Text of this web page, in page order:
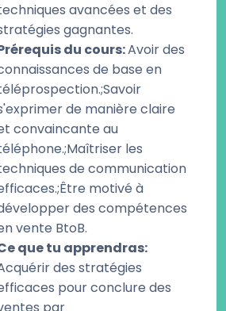
avancées et des
gagnantes.
du cours:Avoir des
de base en
de manière claire
convaincante au
les
de communication
motivé à
des compétences
vente BtoB.
que tu apprendras:
des stratégies
pour conclure des